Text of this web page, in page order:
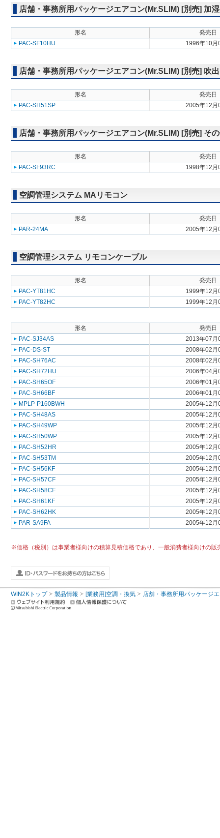
店舗・事務所用パッケージエアコン(Mr.SLIM) [別売] 加
形名
発売日
PAC-SF10HU
1996年10月
店舗・事務所用パッケージエアコン(Mr.SLIM) [別売] 吹
形名
発売日
PAC-SH51SP
2005年12月
店舗・事務所用パッケージエアコン(Mr.SLIM) [別売] そ
形名
発売日
PAC-SF93RC
1998年12月
空調管理システム MAリモコン
形名
発売日
PAR-24MA
2005年12月
空調管理システム リモコンケーブル
形名
発売日
PAC-YT81HC
1999年12月
PAC-YT82HC
1999年12月
形名
発売日
PAC-SJ34AS
2013年07月
PAC-DS-ST
2008年02月
PAC-SH76AC
2008年02月
PAC-SH72HU
2006年04月
PAC-SH65OF
2006年01月
PAC-SH66BF
2006年01月
MPLP-P160BWH
2005年12月
PAC-SH48AS
2005年12月
PAC-SH49WP
2005年12月
PAC-SH50WP
2005年12月
PAC-SH52HR
2005年12月
PAC-SH53TM
2005年12月
PAC-SH56KF
2005年12月
PAC-SH57CF
2005年12月
PAC-SH58CF
2005年12月
PAC-SH61KF
2005年12月
PAC-SH62HK
2005年12月
PAR-SA9FA
2005年12月
※価格（税別）は事業者様向けの積算見積価格であり、一般消費者様向けの販
WIN2Kトップ 製品情報 [業務用]空調・換気 店舗・事務所用パッケージ